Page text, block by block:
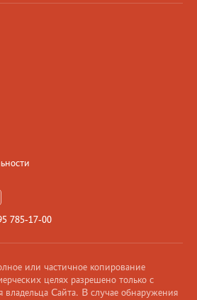
785-17-00
или частичное копирование
целях разрешено только с
владельца Сайта. В случае обнаружения